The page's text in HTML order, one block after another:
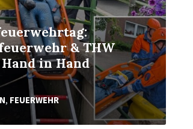
& THW
in Hand
, FEUERWEHR